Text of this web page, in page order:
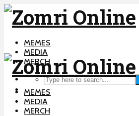
MEMES
MEDIA
MERCH
MEMES
MEDIA
MERCH